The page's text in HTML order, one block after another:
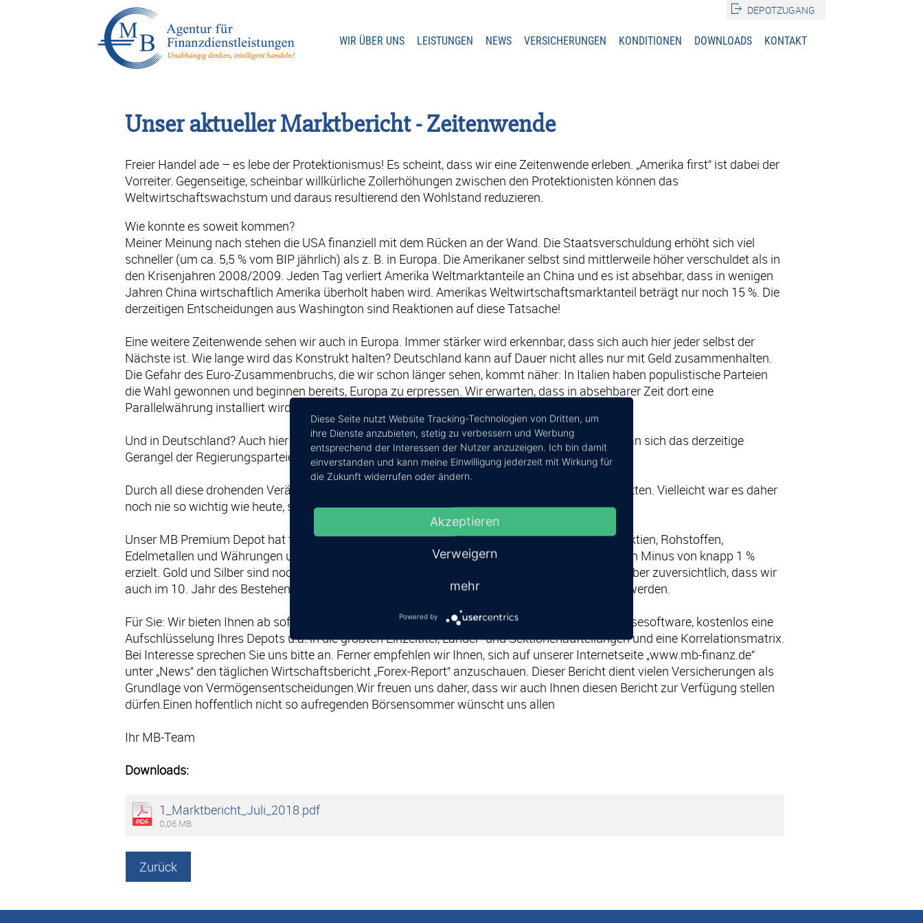
WIR ÜBER UNS LEISTUNGEN NEWS VERSICHERUNGEN KONDITIONEN DOWNLOADS KONTAKT
DEPOTZUGANG
Unser aktueller Marktbericht - Zeitenwende
Freier Handel ade – es lebe der Protektionismus! Es scheint, dass wir eine Zeitenwende erleben. „Amerika first“ ist dabei der
Vorreiter. Gegenseitige, scheinbar willkürliche Zollerhöhungen zwischen den Protektionisten können das
Weltwirtschaftswachstum und daraus resultierend den Wohlstand reduzieren.
Wie konnte es soweit kommen?
Meiner Meinung nach stehen die USA finanziell mit dem Rücken an der Wand. Die Staatsverschuldung erhöht sich viel
schneller (um ca. 5,5 % vom BIP jährlich) als z. B. in Europa. Die Amerikaner selbst sind mittlerweile höher verschuldet als in
den Krisenjahren 2008/2009. Jeden Tag verliert Amerika Weltmarktanteile an China und es ist absehbar, dass in wenigen
Jahren China wirtschaftlich Amerika überholt haben wird. Amerikas Weltwirtschaftsmarktanteil beträgt nur noch 15 %. Die
derzeitigen Entscheidungen aus Washington sind Reaktionen auf diese Tatsache!
Eine weitere Zeitenwende sehen wir auch in Europa. Immer stärker wird erkennbar, dass sich auch hier jeder selbst der
Nächste ist. Wie lange wird das Konstrukt halten? Deutschland kann auf Dauer nicht alles nur mit Geld zusammenhalten.
Die Gefahr des Euro-Zusammenbruchs, die wir schon länger sehen, kommt näher: In Italien haben populistische Parteien
die Wahl gewonnen und beginnen bereits, Europa zu erpressen. Wir erwarten, dass in absehbarer Zeit dort eine
Parallelwährung installiert wird, dies würde u. M. nach das „Aus“ für den jetzigen Euro bedeuten.
Und in Deutschland? Auch hier ist eine politische Zeitenwende nicht auszuschließen, schaut man sich das derzeitige
Gerangel der Regierungsparteien an. Es bleibt spannend – Wir werden sehen!
Durch all diese drohenden Veränderungen herrscht derzeit eine große Unsicherheit an den Märkten. Vielleicht war es daher
noch nie so wichtig wie heute, sein Vermögen global und diversifiziert anzulegen.
Unser MB Premium Depot hat trotz dieser Diversifikation mit festverzinslichen Wertpapieren, Aktien, Rohstoffen,
Edelmetallen und Währungen und einer sehr defensiven Ausrichtung bisher im Jahresverlauf ein Minus von knapp 1 %
erzielt. Gold und Silber sind noch nicht so angesprungen, wie wir das erwartet haben. Wir sind aber zuversichtlich, dass wir
auch im 10. Jahr des Bestehens des MB Premium Depots am Jahresende ein Plus ausweisen werden.
Für Sie: Wir bieten Ihnen ab sofort mittels „Morningstar X-Ray“, eine der weltbesten Fondsanalysesoftware, kostenlos eine
Aufschlüsselung Ihres Depots u.a. in die größten Einzeltitel, Länder- und Sektionenaufteilungen und eine Korrelationsmatrix.
Bei Interesse sprechen Sie uns bitte an. Ferner empfehlen wir Ihnen, sich auf unserer Internetseite „www.mb-finanz.de“
unter „News“ den täglichen Wirtschaftsbericht „Forex-Report“ anzuschauen. Dieser Bericht dient vielen Versicherungen als
Grundlage von Vermögensentscheidungen.Wir freuen uns daher, dass wir auch Ihnen diesen Bericht zur Verfügung stellen
dürfen.Einen hoffentlich nicht so aufregenden Börsensommer wünscht uns allen
Ihr MB-Team
Downloads:
1_Marktbericht_Juli_2018.pdf
0,06 MB
Zurück
Diese Seite nutzt Website Tracking-Technologien von Dritten, um
ihre Dienste anzubieten, stetig zu verbessern und Werbung
entsprechend der Interessen der Nutzer anzuzeigen. Ich bin damit
einverstanden und kann meine Einwilligung jederzeit mit Wirkung für
die Zukunft widerrufen oder ändern.
Akzeptieren
Verweigern
mehr
Powered by